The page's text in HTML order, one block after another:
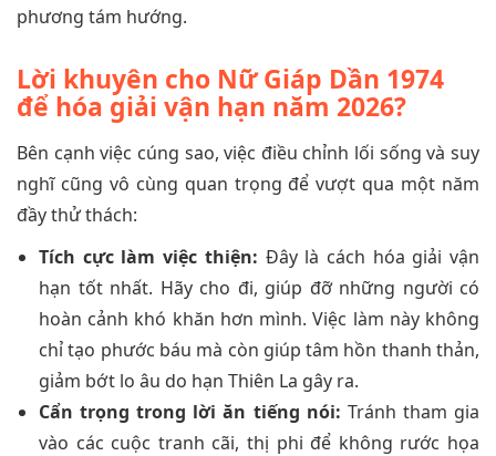
phương tám hướng.
Lời khuyên cho Nữ Giáp Dần 1974
để hóa giải vận hạn năm 2026?
Bên cạnh việc cúng sao, việc điều chỉnh lối sống và suy
nghĩ cũng vô cùng quan trọng để vượt qua một năm
đầy thử thách:
Tích cực làm việc thiện: Đây là cách hóa giải vận
hạn tốt nhất. Hãy cho đi, giúp đỡ những người có
hoàn cảnh khó khăn hơn mình. Việc làm này không
chỉ tạo phước báu mà còn giúp tâm hồn thanh thản,
giảm bớt lo âu do hạn Thiên La gây ra.
Cẩn trọng trong lời ăn tiếng nói: Tránh tham gia
vào các cuộc tranh cãi, thị phi để không rước họa